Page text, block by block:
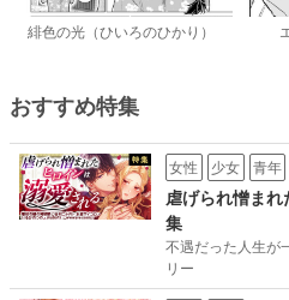
緋色の光（ひいろのひかり）
おすすめ特集
女性 少女 青年
虐げられ憎ま
集
不遇だった人生が
リー